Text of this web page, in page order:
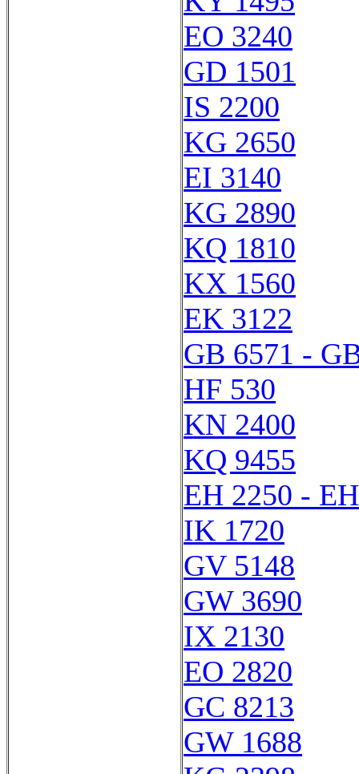
EO 3240
GD 1501
IS 2200
KG 2650
EI 3140
KG 2890
KQ 1810
KX 1560
EK 3122
GB 6571 -
HF 530
KN 2400
KQ 9455
EH 2250 -
IK 1720
GV 5148
GW 3690
IX 2130
EO 2820
GC 8213
GW 1688